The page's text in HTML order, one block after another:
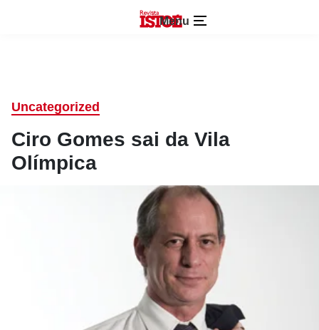
Menu
Uncategorized
Ciro Gomes sai da Vila
Olímpica